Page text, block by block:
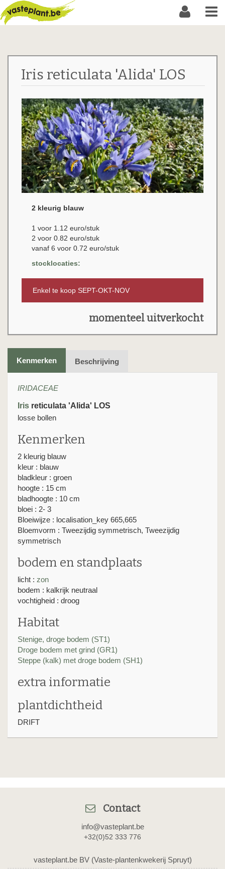
Iris reticulata 'Alida' LOS
2 kleurig blauw
1 voor 1.12 euro/stuk
2 voor 0.82 euro/stuk
vanaf 6 voor 0.72 euro/stuk
stocklocaties:
Enkel te koop SEPT-OKT-NOV
momenteel uitverkocht
Kenmerken Beschrijving
IRIDACEAE
Iris reticulata 'Alida' LOS
losse bollen
Kenmerken
2 kleurig blauw
kleur : blauw
bladkleur : groen
hoogte : 15 cm
bladhoogte : 10 cm
bloei : 2- 3
Bloeiwijze : localisation_key 665,665
Bloemvorm : Tweezijdig symmetrisch, Tweezijdig
symmetrisch
bodem en standplaats
licht : zon
bodem : kalkrijk neutraal
vochtigheid : droog
Habitat
Stenige, droge bodem (ST1)
Droge bodem met grind (GR1)
Steppe (kalk) met droge bodem (SH1)
extra informatie
plantdichtheid
DRIFT
Contact
info@vasteplant.be
+32(0)52 333 776
vasteplant.be BV (Vaste-plantenkwekerij Spruyt)